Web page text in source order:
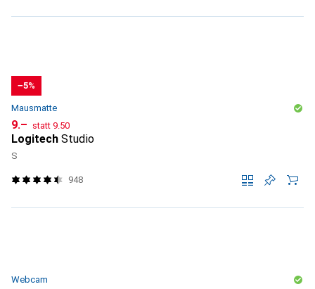
−5%
Mausmatte
CHF
9.– statt CHF
9.50
Logitech Studio
S
948
Webcam